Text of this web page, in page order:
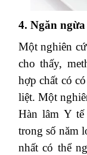
4. Ngăn
Một nghiên
cho thấy,
hợp chất có
liệt. Một
Hàn lâm Y
trong số năm
nhất có thể